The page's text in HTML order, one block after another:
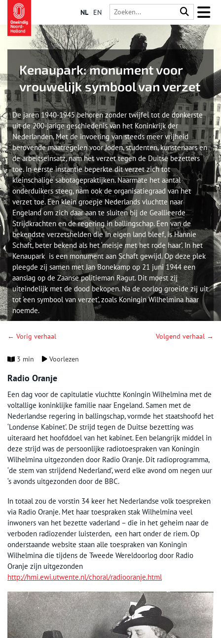
NL EN
Kenaupark: monument voor
vrouwelijk symbool van verzet
De jaren 1940-1945 behoren zonder twijfel tot de donkerste
uit de 200-jarige geschiedenis van het Koninkrijk der
Nederlanden. Met de invoering van steeds meer vrijheid
berovende maatregelen voor Joden, studenten, kunstenaars en
de arbeitseinsatz, nam het verzet tegen de Duitse bezetters
toe. In eerste instantie beperkte dit verzet zich tot
kleinschalige sabotagepraktijken. Naarmate het aantal
onderduikers steeg, nam ook de organisatiegraad van het
verzet toe. Een klein groepje Nederlands vluchtte naar
Engeland om zich daar aan te sluiten bij de Geallieerde
Strijdkrachten en de regering in ballingschap. Een van de
bekendste verzetshelden die in eigen land bleef, is Hannie
Schaft, beter bekend als het ‘meisje met het rode haar’. In het
Kenaupark is een monument aan Schaft gewijd. Op deze plek
pleegde zij samen met Jan Bonekamp op 21 juni 1944 een
aanslag op de Zaanse politieman Ragut. Dit moest zij
uiteindelijk met de dood bekopen. Na de oorlog groeide zij uit
tot ‘een symbool van verzet’, zoals Koningin Wilhelmina haar
noemde.
← Vorig verhaal Volgend verhaal →
3 min Voorlezen
Radio Oranje
Een dag voor de capitulatie vluchtte Koningin Wilhelmina met de
voltallige koninklijke familie naar Engeland. Samen met de
Nederlandse regering in ballingschap, vormde het staatshoofd het
‘Londense Kabinet’. De strijd tegen de Duitse bezetting was
uiteraard het hoofddoel van het kabinet. Een belangrijk middel in
deze strijd was de persoonlijke radiotoespraken van Koningin
Wilhelmina uitgezonden door Radio Oranje. Dit radioprogramma,
‘de stem van strijdend Nederland’, werd elke avond om negen uur
‘s avonds uitgezonden door de BBC.
In totaal zou de vorstin 34 keer het Nederlandse volk toespreken
via Radio Oranje. Met haar toespraken stak Wilhelmina veel
inwoners van het bezette vaderland – die in het geheim naar de
verboden radiozender luisterden, een hart onder de riem. Op
onderstaande website staan alle toespraken van Koningin
Wilhelmina die tijdens de Tweede Wereldoorlog door Radio
Oranje zijn uitgezonden
http://hmi.ewi.utwente.nl/choral/radiooranje.html